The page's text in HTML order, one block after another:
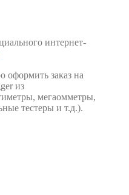
интернет-
оформить заказ на
из
мегаомметры,
тестеры и т.д.).